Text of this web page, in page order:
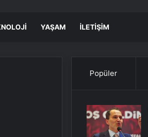
YAŞAM İLETIŞIM
Popüler